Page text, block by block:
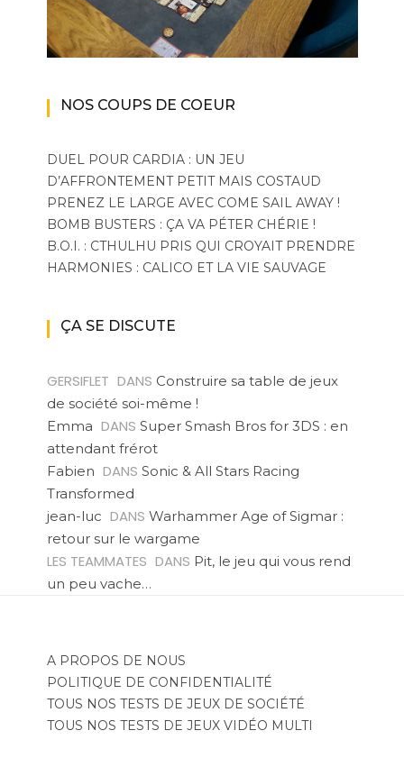
NOS COUPS DE COEUR
DUEL POUR CARDIA : UN JEU
D’AFFRONTEMENT PETIT MAIS COSTAUD
PRENEZ LE LARGE AVEC COME SAIL AWAY !
BOMB BUSTERS : ÇA VA PÉTER CHÉRIE !
B.O.I. : CTHULHU PRIS QUI CROYAIT PRENDRE
HARMONIES : CALICO ET LA VIE SAUVAGE
ÇA SE DISCUTE
GERSIFLET DANS Construire sa table de jeux
de société soi-même !
Emma DANS Super Smash Bros for 3DS : en
attendant frérot
Fabien DANS Sonic & All Stars Racing
Transformed
jean-luc DANS Warhammer Age of Sigmar :
retour sur le wargame
LES TEAMMATES DANS Pit, le jeu qui vous rend
un peu vache…
A PROPOS DE NOUS
POLITIQUE DE CONFIDENTIALITÉ
TOUS NOS TESTS DE JEUX DE SOCIÉTÉ
TOUS NOS TESTS DE JEUX VIDÉO MULTI